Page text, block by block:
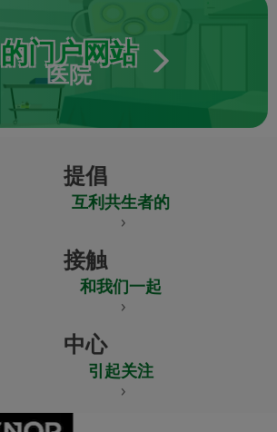
的门户网站
医院
提倡
互利共生者的
接触
和我们一起
中心
引起关注